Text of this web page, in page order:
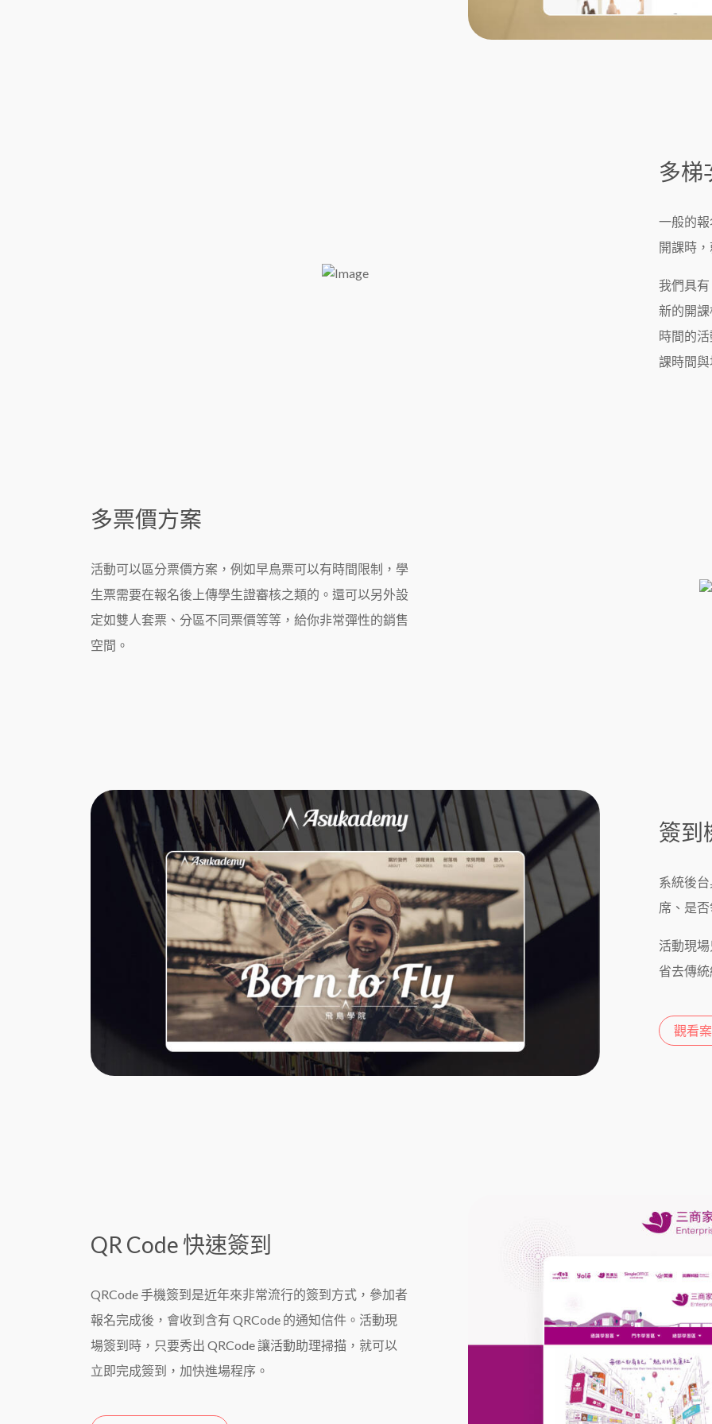
多梯
一般的
開課時
我們具
新的開
時間的
課時間與
多票價方案
活動可以區分票價方案，例如早鳥票可以有時間限制，學
生票需要在報名後上傳學生證審核之類的。還可以另外設
定如雙人套票、分區不同票價等等，給你非常彈性的銷售
空間。
簽到
系統後
席、是
活動現
省去傳
觀看
QR Code 快速簽到
QRCode 手機簽到是近年來非常流行的簽到方式，參加者
報名完成後，會收到含有 QRCode 的通知信件。活動現
場簽到時，只要秀出 QRCode 讓活動助理掃描，就可以
立即完成簽到，加快進場程序。